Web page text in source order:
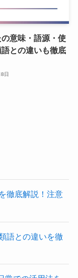
意味・語源・使
との違いも徹底
日
徹底解説！注意
語との違いを徹